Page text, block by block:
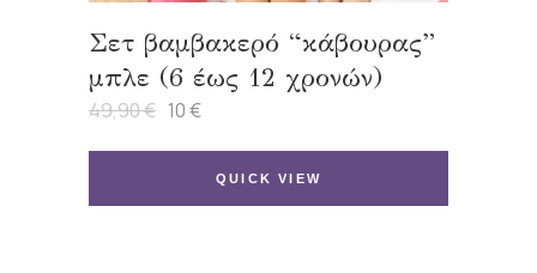
Σετ βαμβακερό “κάβουρας”
μπλε (6 έως 12 χρονών)
49,90€
Original
was:
10€
Η
τιμή
QUICK VIEW